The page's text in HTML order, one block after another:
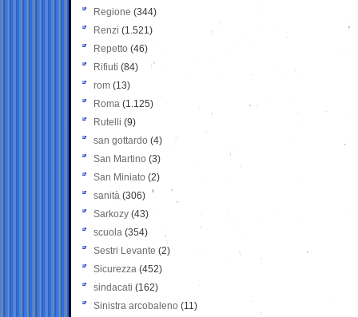
Regione (344)
Renzi (1.521)
Repetto (46)
Rifiuti (84)
rom (13)
Roma (1.125)
Rutelli (9)
san gottardo (4)
San Martino (3)
San Miniato (2)
sanità (306)
Sarkozy (43)
scuola (354)
Sestri Levante (2)
Sicurezza (452)
sindacati (162)
Sinistra arcobaleno (11)